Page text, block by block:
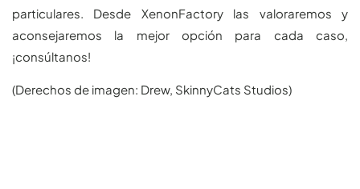
particulares. Desde XenonFactory las valoraremos y
aconsejaremos la mejor opción para cada caso,
¡consúltanos!
(Derechos de imagen: Drew, SkinnyCats Studios)